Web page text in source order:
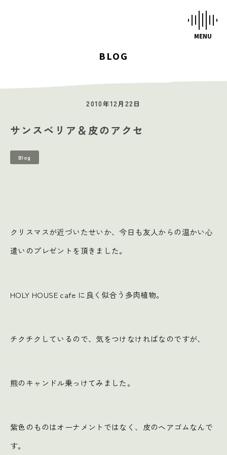
STUDIOS
MUSIC SCHOOL
CAFE-STUDIO
BLOG
2010年12月22日
サンスベリア＆皮のアクセ
Blog
クリスマスが近づいたせいか、今日も友人からの温かい心
遣いのプレゼントを頂きました。
HOLY HOUSE cafe に良く似合う多肉植物。
チクチクしているので、気をつけなければなのですが、
熊のキャンドル乗っけてみました。
紫色のものはオーナメントではなく、皮のヘアゴムなんで
す。